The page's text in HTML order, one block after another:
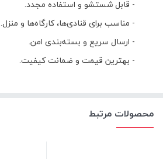
- قابل شستشو و استفاده مجدد.
- مناسب برای قنادی‌ها، کارگاه‌ها و منزل.
- ارسال سریع و بسته‌بندی امن.
- بهترین قیمت و ضمانت کیفیت.
محصولات مرتبط